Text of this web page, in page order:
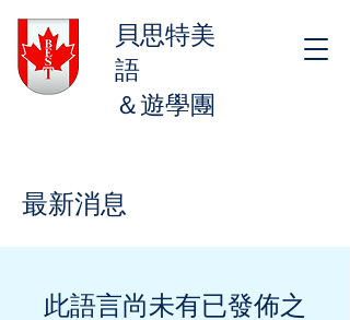
貝思特美
語
＆遊學團
最新消息
此語言尚未有已發佈之